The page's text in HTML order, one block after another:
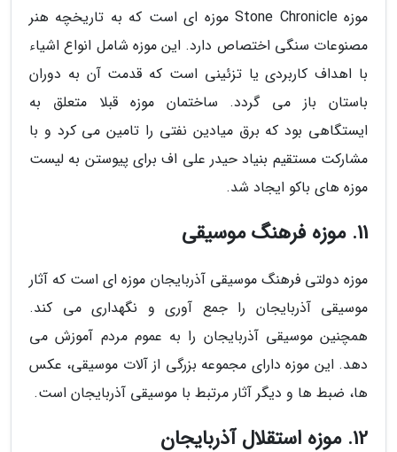
موزه Stone Chronicle موزه ای است که به تاریخچه هنر
مصنوعات سنگی اختصاص دارد. این موزه شامل انواع اشیاء
با اهداف کاربردی یا تزئینی است که قدمت آن به دوران
باستان باز می گردد. ساختمان موزه قبلا متعلق به
ایستگاهی بود که برق میادین نفتی را تامین می کرد و با
مشارکت مستقیم بنیاد حیدر علی اف برای پیوستن به لیست
موزه های باکو ایجاد شد.
11. موزه فرهنگ موسیقی
موزه دولتی فرهنگ موسیقی آذربایجان موزه ای است که آثار
موسیقی آذربایجان را جمع آوری و نگهداری می کند.
همچنین موسیقی آذربایجان را به عموم مردم آموزش می
دهد. این موزه دارای مجموعه بزرگی از آلات موسیقی، عکس
ها، ضبط ها و دیگر آثار مرتبط با موسیقی آذربایجان است.
12. موزه استقلال آذربایجان